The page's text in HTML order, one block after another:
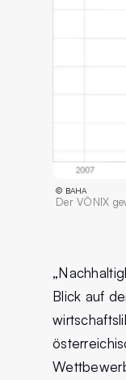
© BAHA
Der VÖNIX
Blick auf